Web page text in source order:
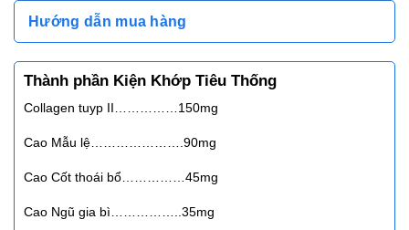
Hướng dẫn mua hàng
Thành phần Kiện Khớp Tiêu Thống
Collagen tuyp II……………150mg
Cao Mẫu lệ………………….90mg
Cao Cốt thoái bổ……………45mg
Cao Ngũ gia bì……………..35mg